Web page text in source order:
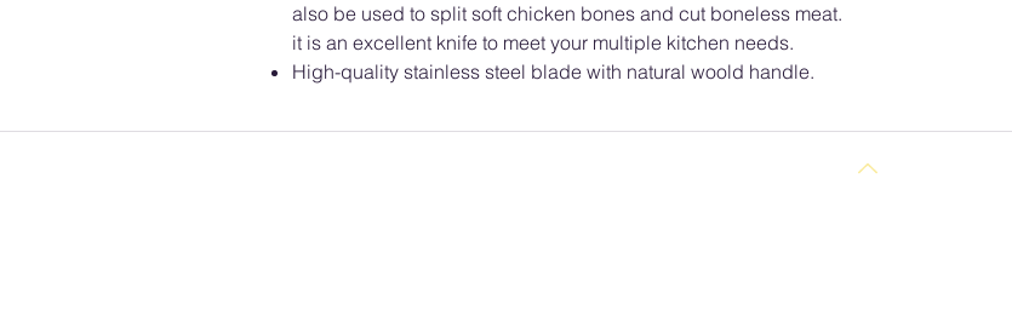
also be used to split soft chicken bones and cut boneless meat.
it is an excellent knife to meet your multiple kitchen needs.
High-quality stainless steel blade with natural woold handle.